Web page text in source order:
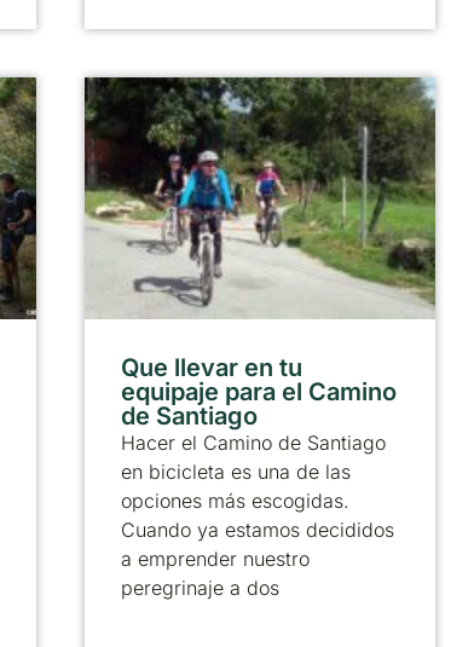
Que llevar en tu
equipaje para el Camino
de Santiago
Hacer el Camino de Santiago
en bicicleta es una de las
opciones más escogidas.
Cuando ya estamos decididos
a emprender nuestro
peregrinaje a dos